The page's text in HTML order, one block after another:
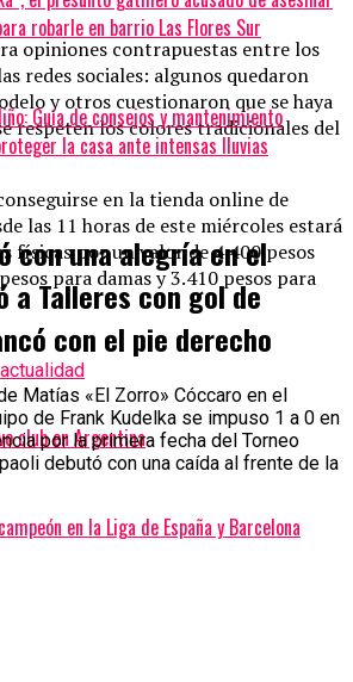
opiniones contrapuestas entre los
redes sociales: algunos quedaron
y otros cuestionaron que se haya
respeten los colores tradicionales del
en la tienda online de
las 11 horas de este miércoles estará
físicas por un valor de 4.400 pesos
para damas y 3.410 pesos para
actualidad
club en Argentina
en la Liga de España y Barcelona
robarle en barrio Las Flores Sur
Guía de consejos y mantenimiento
la casa ante intensas lluvias
con una alegría en el
a Talleres con gol de
con el pie derecho
Matías «El Zorro» Cóccaro en el
de Frank Kudelka se impuso 1 a 0 en
por la primera fecha del Torneo
debutó con una caída al frente de la